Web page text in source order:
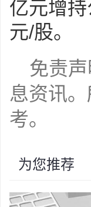
亿元增
元/股。
免责
息资讯
考。
为您推荐